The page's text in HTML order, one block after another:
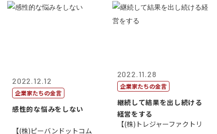
2022.12.12
企業家たちの金言
感性的な悩みをしない
【(株)ピーバンドットコム
2022.11.28
企業家たちの金言
継続して結果を出し続ける
経営をする
【(株)トレジャーファクトリ